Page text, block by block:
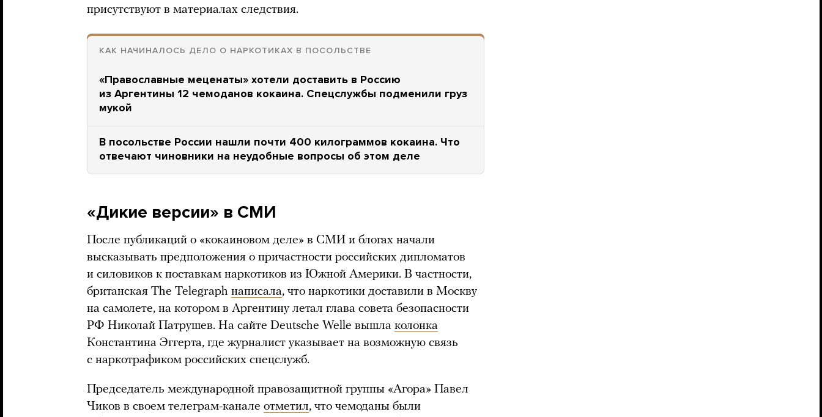
присутствуют в материалах следствия.
КАК НАЧИНАЛОСЬ ДЕЛО О НАРКОТИКАХ В ПОСОЛЬСТВЕ
«Православные меценаты» хотели доставить в Россию
из Аргентины 12 чемоданов кокаина. Спецслужбы подменили груз
мукой
В посольстве России нашли почти 400 килограммов кокаина. Что
отвечают чиновники на неудобные вопросы об этом деле
«Дикие версии» в СМИ
После публикаций о «кокаиновом деле» в СМИ и блогах начали
высказывать предположения о причастности российских дипломатов
и силовиков к поставкам наркотиков из Южной Америки. В частности,
британская The Telegraph написала, что наркотики доставили в Москву
на самолете, на котором в Аргентину летал глава совета безопасности
РФ Николай Патрушев. На сайте Deutsche Welle вышла колонка
Константина Эггерта, где журналист указывает на возможную связь
с наркотрафиком российских спецслужб.
Председатель международной правозащитной группы «Агора» Павел
Чиков в своем телеграм-канале отметил, что чемоданы были